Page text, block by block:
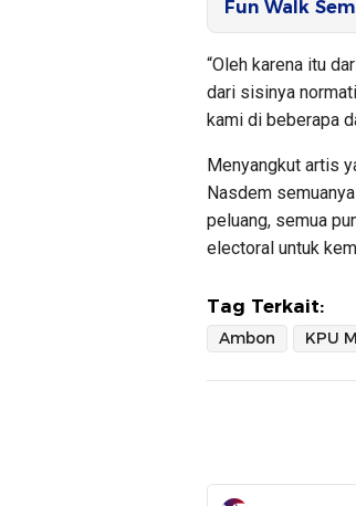
Fun Walk
“Oleh karena itu
dari sisinya
kami di beberapa
Menyangkut artis
Nasdem
peluang, semua
electoral untuk
Tag Terkait:
Ambon KPU